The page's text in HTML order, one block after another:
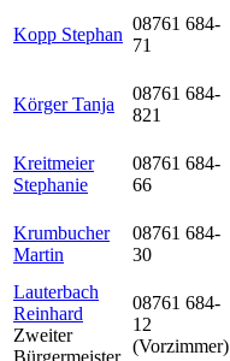
Kopp Stephan
08761 684-
71
Körger Tanja
08761 684-
821
Kreitmeier
Stephanie
08761 684-
66
Krumbucher
Martin
08761 684-
30
Lauterbach
Reinhard
Zweiter
Bürgermeister
08761 684-
12
(Vorzimmer)